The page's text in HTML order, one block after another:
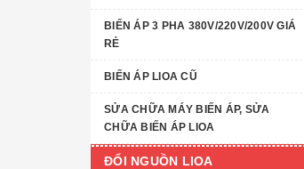
BIẾN ÁP 3 PHA 380V/220V/200V GIÁ
RẺ
BIẾN ÁP LIOA CŨ
SỬA CHỮA MÁY BIẾN ÁP, SỬA
CHỮA BIẾN ÁP LIOA
ĐỔI NGUỒN LIOA